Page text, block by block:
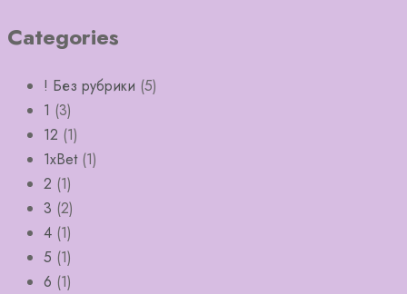
Categories
! Без рубрики (5)
1 (3)
12 (1)
1xBet(1)
2 (1)
3 (2)
4 (1)
5 (1)
6 (1)